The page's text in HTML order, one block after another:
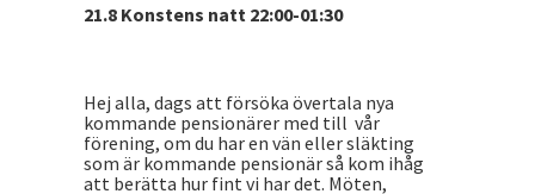
21.8 Konstens natt 22:00-01:30
Hej alla, dags att försöka övertala nya
kommande pensionärer med till vår
förening, om du har en vän eller släkting
som är kommande pensionär så kom ihåg
att berätta hur fint vi har det. Möten,